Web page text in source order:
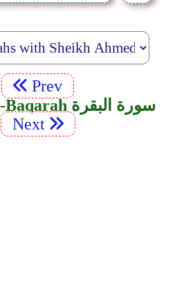
Prev
2. Surah Al-Baqarah سورة البقرة
Next